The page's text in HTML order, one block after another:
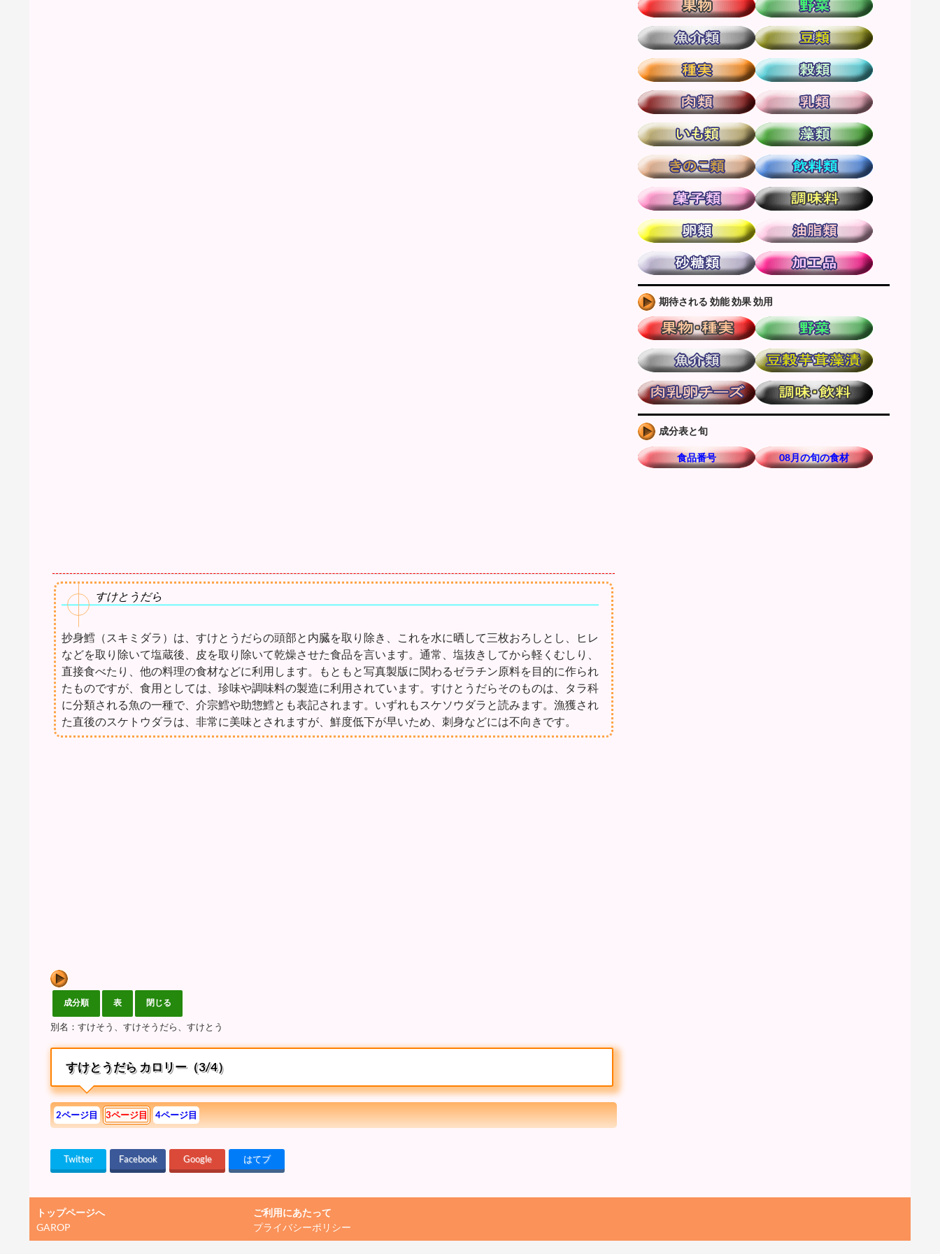
すけとうだら
抄身鱈（スキミダラ）は、すけとうだらの頭部と内臓を取り除き、これを水に晒して三枚おろしとし、ヒレ
などを取り除いて塩蔵後、皮を取り除いて乾燥させた食品を言います。通常、塩抜きしてから軽くむしり、
直接食べたり、他の料理の食材などに利用します。もともと写真製版に関わるゼラチン原料を目的に作られ
たものですが、食用としては、珍味や調味料の製造に利用されています。すけとうだらそのものは、タラ科
に分類される魚の一種で、介宗鱈や助惣鱈とも表記されます。いずれもスケソウダラと読みます。漁獲され
た直後のスケトウダラは、非常に美味とされますが、鮮度低下が早いため、刺身などには不向きです。
別名：すけそう、すけそうだら、すけとう
すけとうだら カロリー（3/4）
2ページ目 3ページ目 4ページ目
Twitter Facebook Google はてブ
期待される 効能 効果 効用
成分表と旬
食品番号 08月の旬の食材
トップページへ
GAROP
ご利用にあたって
プライバシーポリシー